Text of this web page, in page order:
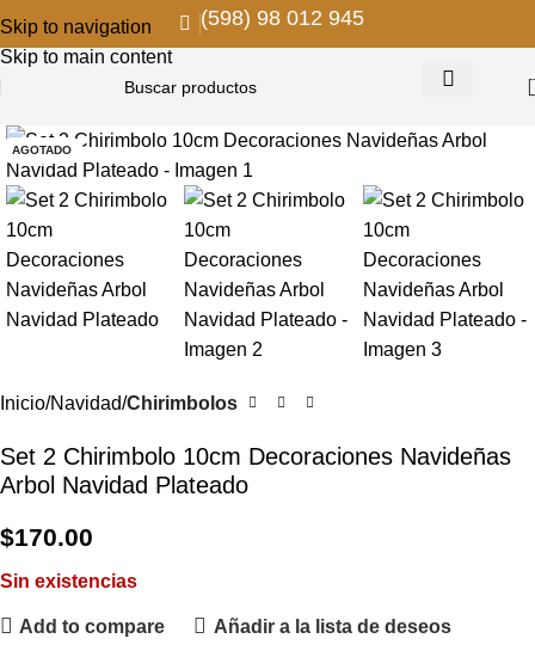
Skip to navigation
Skip to main content
(598) 98 012 945
AGOTADO
Inicio Navidad Chirimbolos
Set 2 Chirimbolo 10cm Decoraciones Navideñas
Arbol Navidad Plateado
$170.00
Sin existencias
Add to compare Añadir a la lista de deseos